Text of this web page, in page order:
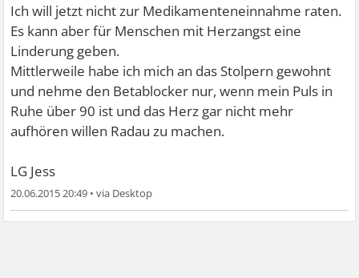
Ich will jetzt nicht zur Medikamenteneinnahme raten.
Es kann aber für Menschen mit Herzangst eine
Linderung geben.
Mittlerweile habe ich mich an das Stolpern gewohnt
und nehme den Betablocker nur, wenn mein Puls in
Ruhe über 90 ist und das Herz gar nicht mehr
aufhören willen Radau zu machen.
LG Jess
20.06.2015 20:49 •